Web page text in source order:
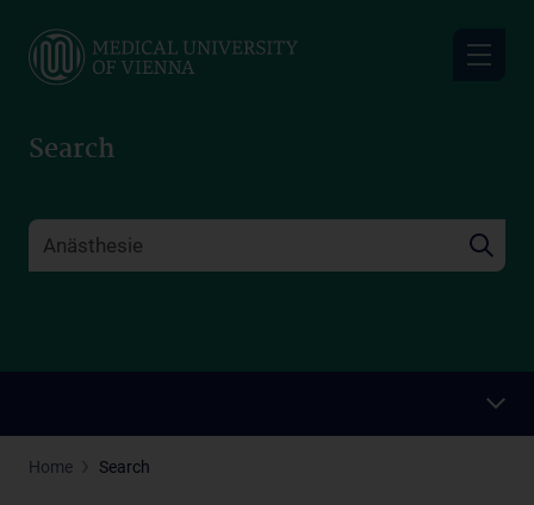
main
Search
Home Search